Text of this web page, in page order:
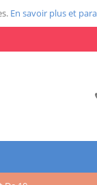
En savoir plus et